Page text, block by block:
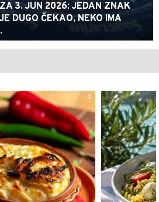
3. JUN 2026: JEDAN ZNAK
DUGO ČEKAO, NEKO IMA
0